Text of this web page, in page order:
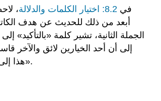
في 8.2: اختيار الكلمات والدلالة
،
أبعد من ذلك للحديث عن هدف
الجملة الثانية، تشير كلمة
إلى أن أحد الخيارين لائق والآخر
هذا إلى أن الكاتب يهتم كثيرًا بأخلاقيات ما يناقشه لأن رفاهية الأبرياء على المحك. يمكننا وصف اللهجة، إذن، بأنها «جادة» أو «عاجلة» أو «متحمسة».